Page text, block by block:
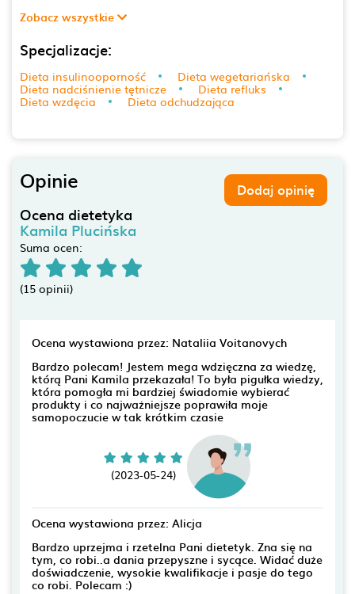
Zobacz wszystkie
Specjalizacje:
Dieta insulinooporność
Dieta wegetariańska
Dieta nadciśnienie tętnicze
Dieta refluks
Dieta wzdęcia
Dieta odchudzająca
Opinie Dodaj opinię
Ocena dietetyka
Kamila Plucińska
Suma ocen:
(15 opinii)
Ocena wystawiona przez: Nataliia Voitanovych
Bardzo polecam! Jestem mega wdzięczna za wiedzę,
którą Pani Kamila przekazała! To była pigułka wiedzy,
która pomogła mi bardziej świadomie wybierać
produkty i co najważniejsze poprawiła moje
samopoczucie w tak krótkim czasie
(2023-05-24)
Ocena wystawiona przez: Alicja
Bardzo uprzejma i rzetelna Pani dietetyk. Zna się na
tym, co robi..a dania przepyszne i sycące. Widać duże
doświadczenie, wysokie kwalifikacje i pasje do tego
co robi. Polecam :)